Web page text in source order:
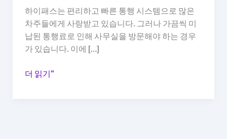
하이패스는 편리하고 빠른 통행 시스템으로 많은
차주들에게 사랑받고 있습니다. 그러나 가끔씩 미
납된 통행료로 인해 사무실을 방문해야 하는 경우
가 있습니다. 이에 […]
편
더 읽기"